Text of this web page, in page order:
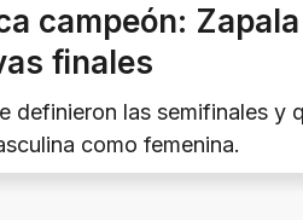
campeón:
finales
definieron las semifinales y
como femenina.